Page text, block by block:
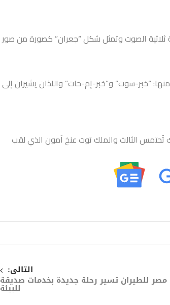
ثلاثية الصوت وتمثل شكل “جعران” كصورة من صور
“خبر-سوت” و”خبر-إم-حات” واللذان يشيران إلى
الثالث والملك توت عنخ آمون الذي لقب
التالى:
مصر للطيران تسير رحلة جديدة بخدمات صديقة
للبيئة